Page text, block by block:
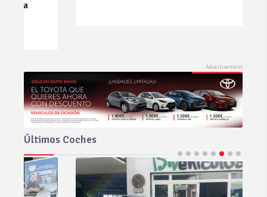
Últimos Coches